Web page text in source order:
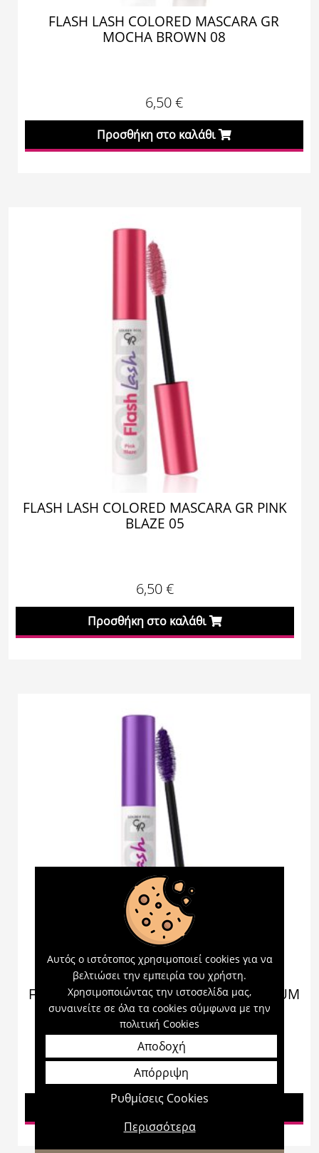
FLASH LASH COLORED MASCARA GR
MOCHA BROWN 08
6,50€
Προσθήκη στο καλάθι
FLASH LASH COLORED MASCARA GR PINK
BLAZE 05
6,50€
Προσθήκη στο καλάθι
FLASH LASH COLORED MASCARA GR PLUM
PURPLE 07
6,50€
Προσθήκη στο καλάθι
Αυτός ο ιστότοπος χρησιμοποιεί cookies για να
βελτιώσει την εμπειρία του χρήστη.
Χρησιμοποιώντας την ιστοσελίδα μας,
συναινείτε σε όλα τα cookies σύμφωνα με την
πολιτική Cookies
Αποδοχή
Απόρριψη
Ρυθμίσεις Cookies
Περισσότερα